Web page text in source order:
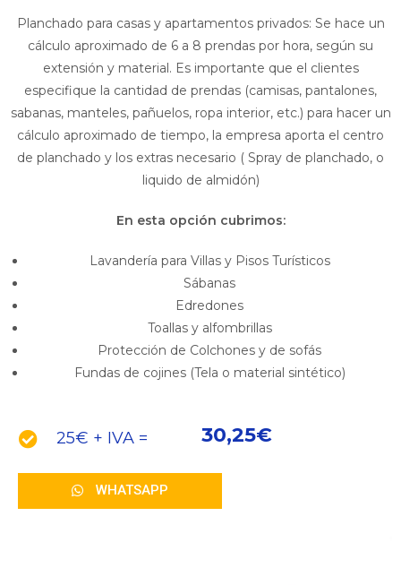
Planchado para casas y apartamentos privados: Se hace un
cálculo aproximado de 6 a 8 prendas por hora, según su
extensión y material. Es importante que el clientes
especifique la cantidad de prendas (camisas, pantalones,
sabanas, manteles, pañuelos, ropa interior, etc.) para hacer un
cálculo aproximado de tiempo, la empresa aporta el centro
de planchado y los extras necesario ( Spray de planchado, o
liquido de almidón)
En esta opción cubrimos:
Lavandería para Villas y Pisos Turísticos
Sábanas
Edredones
Toallas y alfombrillas
Protección de Colchones y de sofás
Fundas de cojines (Tela o material sintético)
25€ + IVA = 30,25€
WHATSAPP